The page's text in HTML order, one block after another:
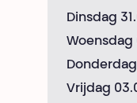
Dinsdag
Woensdag
Vrijdag